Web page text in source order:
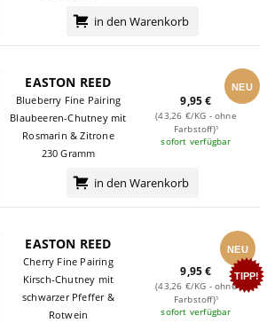
in den Warenkorb
NEU
EASTON REED
Blueberry Fine Pairing
Blaubeeren-Chutney mit
Rosmarin & Zitrone
230 Gramm
9,95 €
(43,26 €/KG - ohne
Farbstoff)¹
sofort verfügbar
in den Warenkorb
NEU
TIPP!
EASTON REED
Cherry Fine Pairing
Kirsch-Chutney mit
schwarzer Pfeffer &
Rotwein
9,95 €
(43,26 €/KG - ohne
Farbstoff)¹
sofort verfügbar